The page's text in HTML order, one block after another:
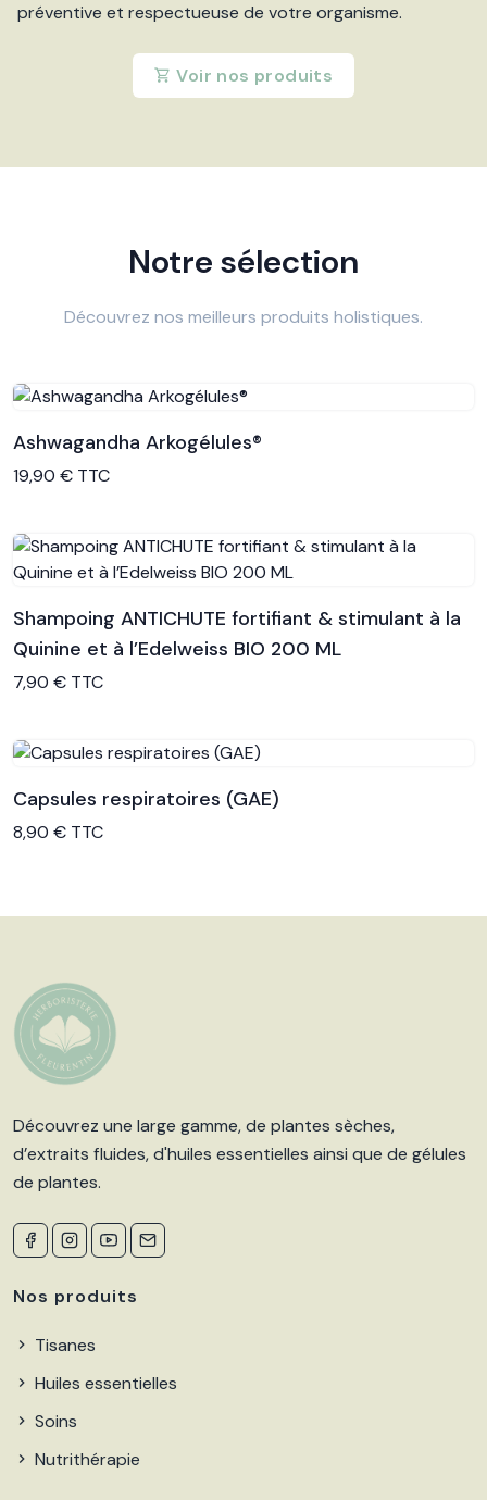
préventive et respectueuse de votre organisme.
Voir nos produits
Notre sélection
Découvrez nos meilleurs produits holistiques.
Voir le produit
Ashwagandha Arkogélules®
19,90 € TTC
Voir le produit
Shampoing ANTICHUTE fortifiant & stimulant à la
Quinine et à l’Edelweiss BIO 200 ML
7,90 € TTC
Voir le produit
Capsules respiratoires (GAE)
8,90 € TTC
Découvrez une large gamme, de plantes sèches,
d’extraits fluides, d'huiles essentielles ainsi que de gélules
de plantes.
Nos produits
Tisanes
Huiles essentielles
Soins
Nutrithérapie